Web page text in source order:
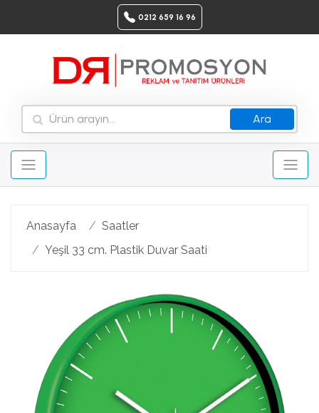
0212 659 16 96
Ara
Anasayfa
Saatler
Yeşil 33 cm. Plastik Duvar Saati